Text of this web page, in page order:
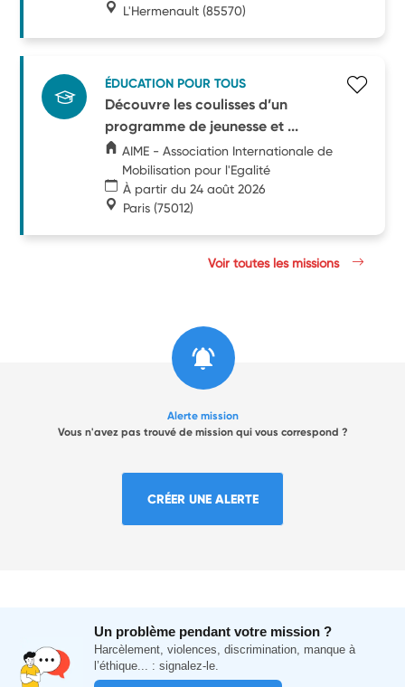
L'Hermenault (85570)
ÉDUCATION POUR TOUS
Découvre les coulisses d’un
programme de jeunesse et ...
AIME - Association Internationale de
Mobilisation pour l'Egalité
À partir du 24 août 2026
Paris (75012)
Voir toutes les missions
Alerte mission
Vous n'avez pas trouvé de mission qui vous correspond ?
CRÉER UNE ALERTE
Un problème pendant votre mission ?
Harcèlement, violences, discrimination, manque à
l’éthique... : signalez-le.